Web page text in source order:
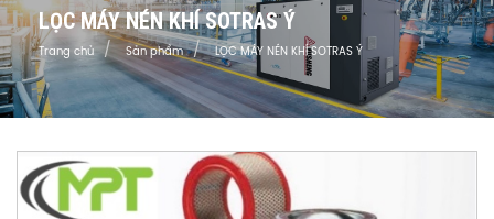
LỌC MÁY NÉN KHÍ SOTRAS Ý
Trang chủ Sản phẩm LỌC MÁY NÉN KHÍ SOTRAS Ý